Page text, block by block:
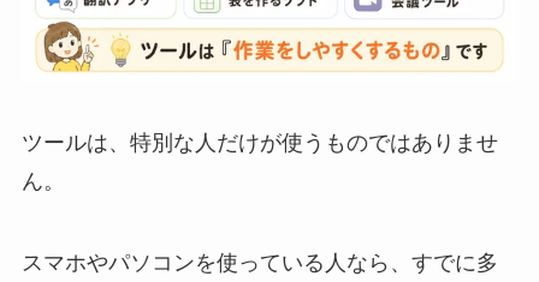
ツールは、特別な人だけが使うものではありませ
ん。
スマホやパソコンを使っている人なら、すでに多